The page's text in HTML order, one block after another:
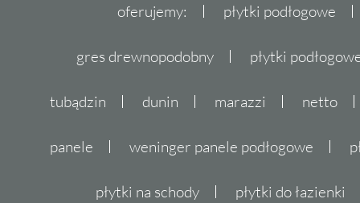
oferujemy: płytki podłogowe
gres drewnopodobny płytki
tubądzin dunin marazzi netto
panele weninger panele podłogowe
płytki na schody płytki do łazienki